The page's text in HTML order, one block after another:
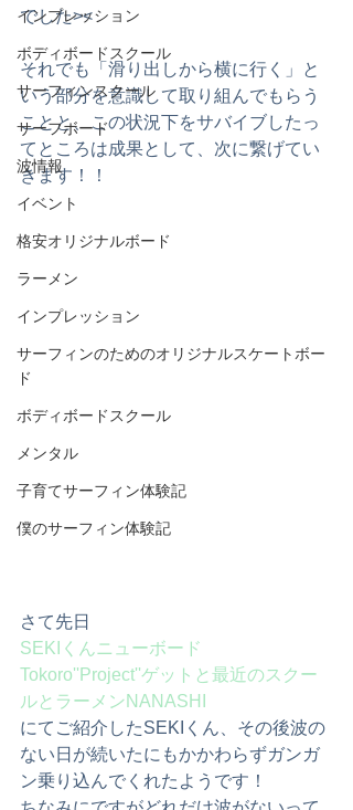
インプレッション
ボディボードスクール
サーフィンスクール
サーフボード
波情報
イベント
格安オリジナルボード
ラーメン
インプレッション
サーフィンのためのオリジナルスケートボー
ド
ボディボードスクール
メンタル
子育てサーフィン体験記
僕のサーフィン体験記
でした><
それでも「滑り出しから横に行く」と
いう部分を意識して取り組んでもらう
ことと、この状況下をサバイブしたっ
てところは成果として、次に繋げてい
きます！！
さて先日
SEKIくんニューボード
Tokoro''Project''ゲットと最近のスクー
ルとラーメンNANASHI
にてご紹介したSEKIくん、その後波の
ない日が続いたにもかかわらずガンガ
ン乗り込んでくれたようです！